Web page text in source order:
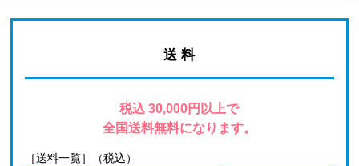
送 料
税込 30,000円以上で
全国送料無料になります。
［送料一覧］（税込）